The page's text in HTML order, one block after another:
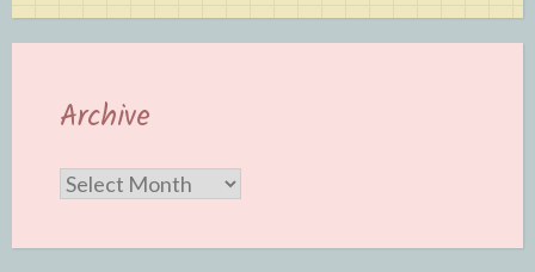
Archive
Archive